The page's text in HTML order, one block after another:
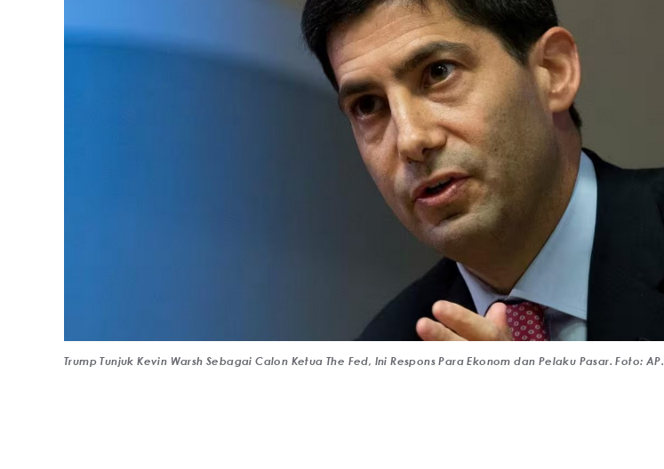
Trump Tunjuk Kevin Warsh Sebagai Calon Ketua The Fed, Ini Respons Para Ekonom dan Pelaku Pasar. Foto: AP.